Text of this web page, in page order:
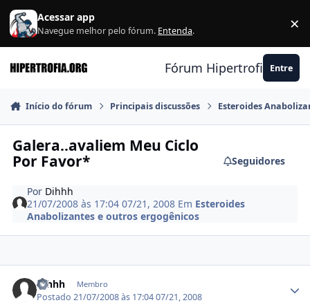
Ir para conteúdo
Acessar app
Navegue melhor pelo fórum. Entenda. ×
Fórum Hipertrofia.org
Entre
Início do fórum Principais discussões Esteroides
Galera..avaliem Meu Ciclo
Por Favor*
Seguidores
Por Dihhh
21/07/2008 às 17:0407/21, 2008 Em Esteroides
Anabolizantes e outros ergogênicos
Dihhh Membro
Postado21/07/2008 às 17:0407/21, 2008